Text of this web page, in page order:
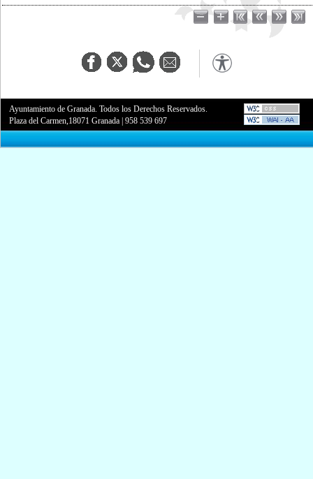
Ayuntamiento de Granada. Todos los Derechos Reservados.
Plaza del Carmen,18071 Granada |958 539 697